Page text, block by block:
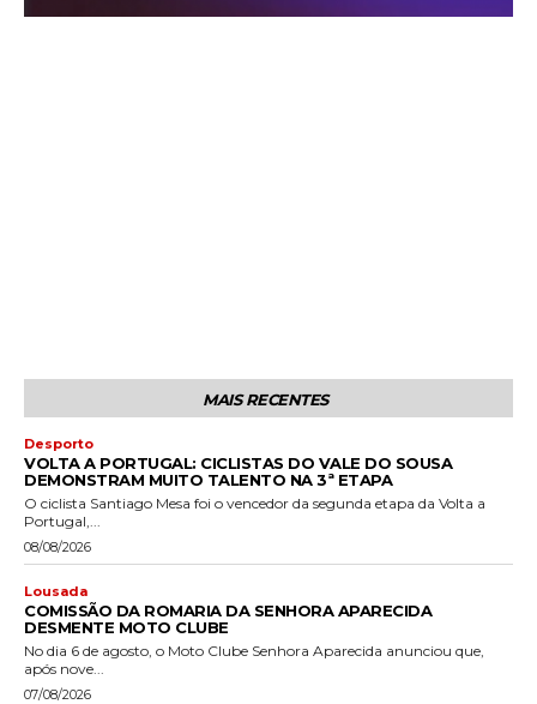
MAIS RECENTES
Desporto
VOLTA A PORTUGAL: CICLISTAS DO VALE DO SOUSA
DEMONSTRAM MUITO TALENTO NA 3ª ETAPA
O ciclista Santiago Mesa foi o vencedor da segunda etapa da Volta a
Portugal,...
08/08/2026
Lousada
COMISSÃO DA ROMARIA DA SENHORA APARECIDA
DESMENTE MOTO CLUBE
No dia 6 de agosto, o Moto Clube Senhora Aparecida anunciou que,
após nove...
07/08/2026